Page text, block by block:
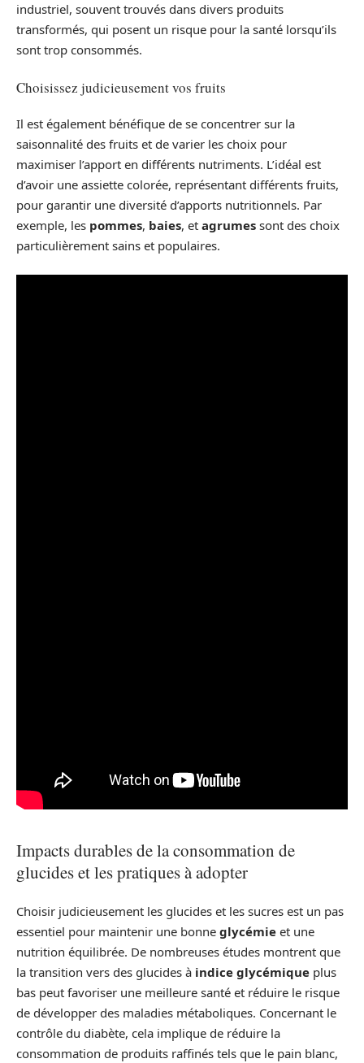
industriel, souvent trouvés dans divers produits
transformés, qui posent un risque pour la santé lorsqu’ils
sont trop consommés.
Choisissez judicieusement vos fruits
Il est également bénéfique de se concentrer sur la
saisonnalité des fruits et de varier les choix pour
maximiser l’apport en différents nutriments. L’idéal est
d’avoir une assiette colorée, représentant différents fruits,
pour garantir une diversité d’apports nutritionnels. Par
exemple, les pommes, baies, et agrumes sont des choix
particulièrement sains et populaires.
Impacts durables de la consommation de
glucides et les pratiques à adopter
Choisir judicieusement les glucides et les sucres est un pas
essentiel pour maintenir une bonne glycémie et une
nutrition équilibrée. De nombreuses études montrent que
la transition vers des glucides à indice glycémique plus
bas peut favoriser une meilleure santé et réduire le risque
de développer des maladies métaboliques. Concernant le
contrôle du diabète, cela implique de réduire la
consommation de produits raffinés tels que le pain blanc,